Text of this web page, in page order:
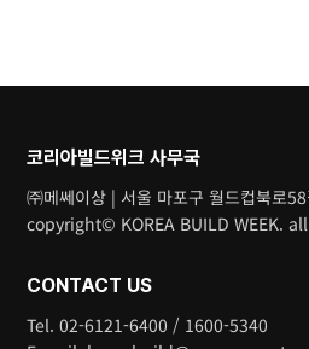
코리아빌드위크 사무국
㈜메쎄이상 | 서울 마포구 월드컵북로
copyright© KOREA BUILD WEEK.
CONTACT US
Tel. 02-6121-6400 / 1600-5340